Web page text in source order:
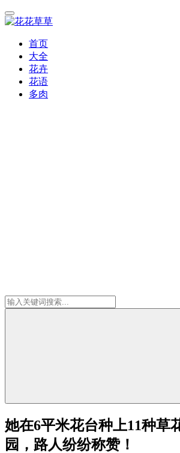
首页
大全
花卉
花语
多肉
她在6平米花台种上11种草
园，路人纷纷称赞！